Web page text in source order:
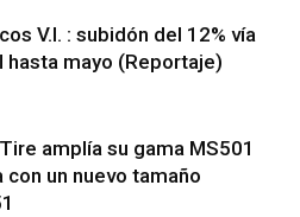
V.I. : subidón del 12% vía
hasta mayo (Reportaje)
amplía su gama MS501
con un nuevo tamaño